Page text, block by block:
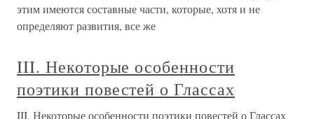
этим имеются составные части, которые, хотя и не
определяют развития, все же
III. Некоторые особенности
поэтики повестей о Глассах
III. Некоторые особенности поэтики повестей о Глассах